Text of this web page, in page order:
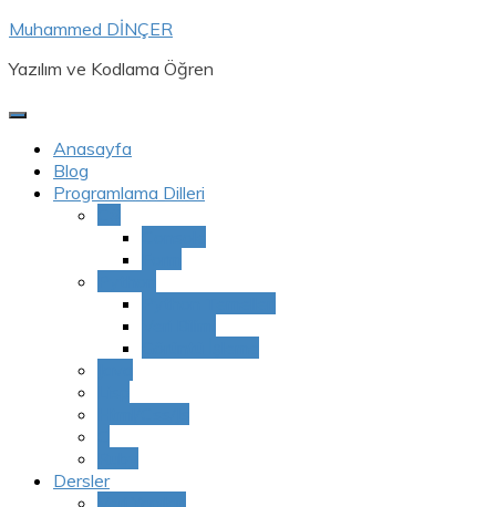
Skip
content
Muhammed DİNÇER
Yazılım ve Kodlama Öğren
Anasayfa
Blog
Programlama Dilleri
Dersler